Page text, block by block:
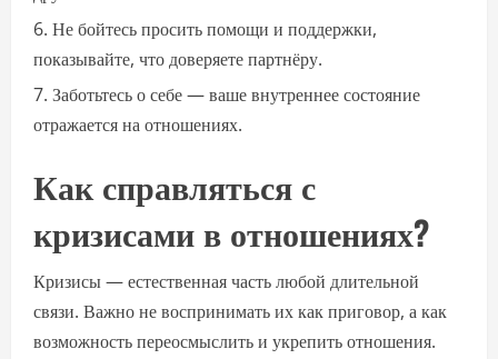
Не бойтесь просить помощи и поддержки,
показывайте, что доверяете партнёру.
Заботьтесь о себе — ваше внутреннее состояние
отражается на отношениях.
Как справляться с
кризисами в отношениях?
Кризисы — естественная часть любой длительной
связи. Важно не воспринимать их как приговор, а как
возможность переосмыслить и укрепить отношения.